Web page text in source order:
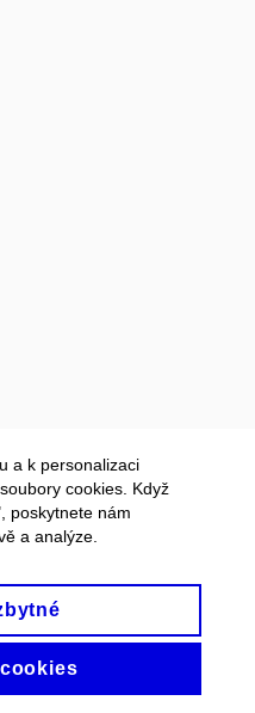
a k personalizaci
cookies. Když
poskytnete nám
a analýze.